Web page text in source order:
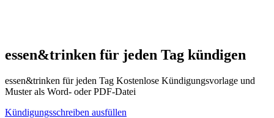
essen&trinken für jeden Tag kündigen
essen&trinken für jeden Tag Kostenlose Kündigungsvorlage und
Muster als Word- oder PDF-Datei
Kündigungsschreiben ausfüllen